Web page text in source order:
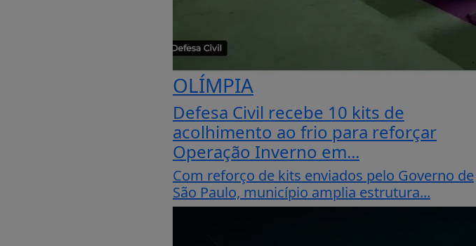
OLÍMPIA
Defesa Civil recebe 10 kits de
acolhimento ao frio para reforçar
Operação Inverno em...
Com reforço de kits enviados pelo Governo de
São Paulo, município amplia estrutura...